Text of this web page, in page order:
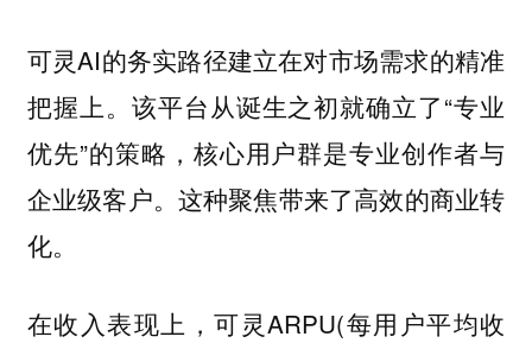
可灵AI的务实路径建立在对市场需求的精准
把握上。该平台从诞生之初就确立了“专业
优先”的策略，核心用户群是专业创作者与
企业级客户。这种聚焦带来了高效的商业转
化。
在收入表现上，可灵ARPU(每用户平均收